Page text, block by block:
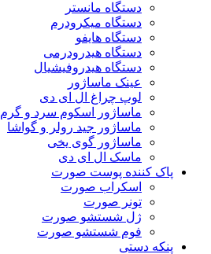
دستگاه مانستر
دستگاه میکرودرم
دستگاه هایفو
دستگاه هیدرودرمی
دستگاه هیدروفیشیال
عینک ماساژور
لوپ چراغ ال ای دی
ماساژور اسکوم سرد و گرم
ماساژور جید رولر و گواشا
ماساژور گوی یخی
ماسک ال ای دی
پاک کننده پوست صورت
اسکراب صورت
تونر صورت
ژل شستشو صورت
فوم شستشو صورت
پنکه دستی